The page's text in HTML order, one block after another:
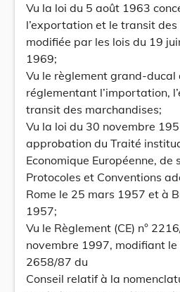
Vu la loi du 5 août 1963
l’exportation et le transit
modifiée par les lois du 19
1969;
Vu le règlement grand-
réglementant l’importation,
transit des marchandises;
Vu la loi du 30 novembre
approbation du Traité
Economique Européenne, de
Protocoles et Conventions
Rome le 25 mars 1957 et à
1957;
Vu le Règlement (CE) n°
novembre 1997, modifiant le
2658/87 du
Conseil relatif à la